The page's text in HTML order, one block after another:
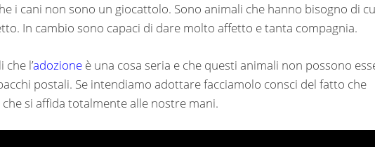
i cani non sono un giocattolo. Sono animali che hanno bisogno di
In cambio sono capaci di dare molto affetto e tanta compagnia.
l’adozione è una cosa seria e che questi animali non possono
postali. Se intendiamo adottare facciamolo consci del fatto che
si affida totalmente alle nostre mani.